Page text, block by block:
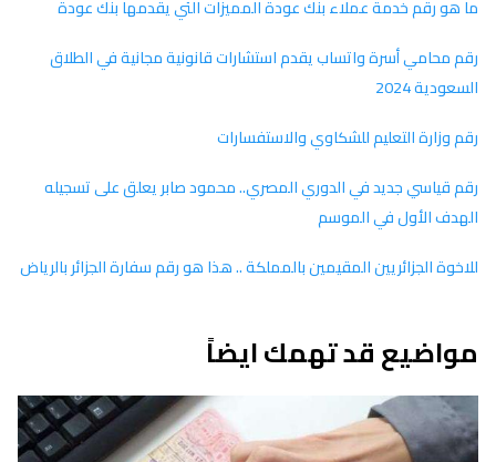
ما هو رقم خدمة عملاء بنك عودة المميزات التي يقدمها بنك عودة
رقم محامي أسرة واتساب يقدم استشارات قانونية مجانية في الطلاق
السعودية 2024
رقم وزارة التعليم للشكاوي والاستفسارات
رقم قياسي جديد في الدوري المصري.. محمود صابر يعلق على تسجيله
الهدف الأول في الموسم
للاخوة الجزائريين المقيمين بالمملكة .. هذا هو رقم سفارة الجزائر بالرياض
مواضيع قد تهمك ايضاً